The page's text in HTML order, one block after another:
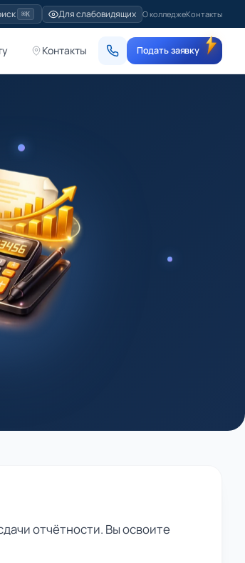
⌘K Для слабовидящих О колледжеКонтакты
Контакты Подать заявку
отчётности. Вы освоите